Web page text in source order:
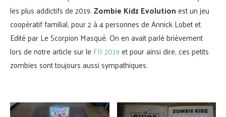
les plus addictifs de 2019.Zombie Kidz Evolutionest un jeu
coopératif familial, pour 2 à 4 personnes de Annick Lobet et
Edité par Le Scorpion Masqué. On en avait parlé brièvement
lors de notre article sur leFIJ 2019et pour ainsi dire, ces petits
zombies sont toujours aussi sympathiques.